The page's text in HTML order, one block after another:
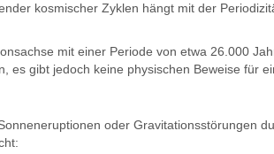
kosmischer Zyklen hängt mit der
mit einer Periode von etwa 26.000
gibt jedoch keine physischen Beweise für
oder Gravitationsstörungen